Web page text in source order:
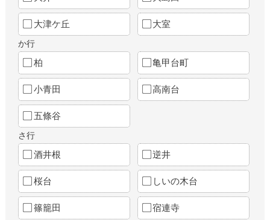
大津ケ丘 大室
か行
柏 亀甲台町
小青田 高南台
五條谷
さ行
酒井根 逆井
桜台 しいの木台
篠籠田 宿連寺